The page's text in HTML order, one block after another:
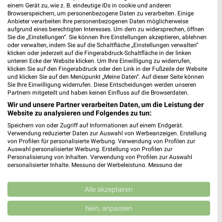
Adresse, Öffnungszeiten und Route für die
bofrost* Bad Salzuflen Filiale in Bad
Salzuflen
Egal ob Adresse, Öffnungszeiten oder Route, hier findest Du
alles zur bofrost* Bad Salzuflen Filiale in Bad Salzuflen. Die
aktuellsten Angebote kannst Du Dir in den neuesten
Prospekten anschauen. Wenn Du ein schönes Schnäppchen
gefunden hast, kannst Du über die Routen-Funktion den
schnellsten Weg zu Deiner Lieblings-Filiale von bofrost* finden.
Umgebung
8 Prospekte
einem Gerät zu, wie z. B. eindeutige IDs in cookie und anderen
Browserspeichern, um personenbezogene Daten zu verarbeiten. Einige
Anbieter verarbeiten Ihre personenbezogenen Daten möglicherweise
aufgrund eines berechtigten Interesses. Um dem zu widersprechen, öffnen
Sie die „Einstellungen“. Sie können Ihre Einstellungen akzeptieren, ablehnen
oder verwalten, indem Sie auf die Schaltfläche „Einstellungen verwalten“
klicken oder jederzeit auf die Fingerabdruck-Schaltfläche in der linken
unteren Ecke der Website klicken. Um Ihre Einwilligung zu widerrufen,
klicken Sie auf den Fingerabdruck oder den Link in der Fußzeile der Website
und klicken Sie auf den Menüpunkt „Meine Daten“. Auf dieser Seite können
Sie Ihre Einwilligung widerrufen. Diese Entscheidungen werden unseren
Partnern mitgeteilt und haben keinen Einfluss auf die Browserdaten.
Wir und unsere Partner verarbeiten Daten, um die Leistung der
Website zu analysieren und Folgendes zu tun:
Speichern von oder Zugriff auf Informationen auf einem Endgerät.
Verwendung reduzierter Daten zur Auswahl von Werbeanzeigen. Erstellung
von Profilen für personalisierte Werbung. Verwendung von Profilen zur
Auswahl personalisierter Werbung. Erstellung von Profilen zur
Personalisierung von Inhalten. Verwendung von Profilen zur Auswahl
personalisierter Inhalte. Messung der Werbeleistung. Messung der
Kombinationen von Daten aus verschiedenen Quellen. Entwicklung und
Verbesserung der Angebote. Verwendung reduzierter Daten zur Auswahl
von Inhalten.
Daten können außerhalb der Europäischen Union weitergegeben und in die
USA gesendet werden.
Alle akzeptieren
Nein, anpassen